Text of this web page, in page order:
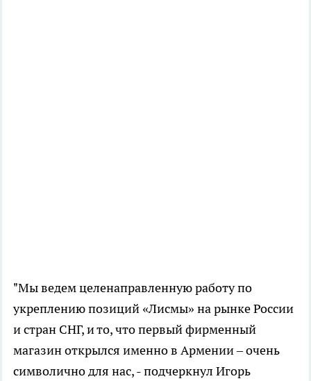
"Мы ведем целенаправленную работу по
укреплению позиций «Лисмы» на рынке России
и стран СНГ, и то, что первый фирменный
магазин открылся именно в Армении – очень
символично для нас, - подчеркнул Игорь